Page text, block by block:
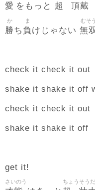
愛 をもっと 超 頂戴
勝
か
ち 負
ま
けじゃない 無
むそう
check it check it out
shake it shake it off
check it check it out
shake it shake it off
get it!
さいのう ちょう そう